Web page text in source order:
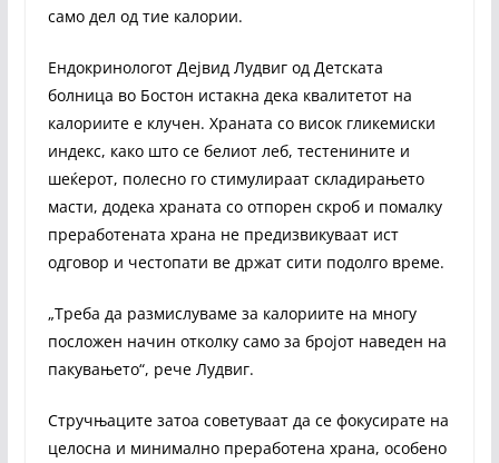
само дел од тие калории.
Ендокринологот Дејвид Лудвиг од Детската
болница во Бостон истакна дека квалитетот на
калориите е клучен. Храната со висок гликемиски
индекс, како што се белиот леб, тестенините и
шеќерот, полесно го стимулираат складирањето
масти, додека храната со отпорен скроб и помалку
преработената храна не предизвикуваат ист
одговор и честопати ве држат сити подолго време.
„Треба да размислуваме за калориите на многу
посложен начин отколку само за бројот наведен на
пакувањето“, рече Лудвиг.
Стручњаците затоа советуваат да се фокусирате на
целосна и минимално преработена храна, особено